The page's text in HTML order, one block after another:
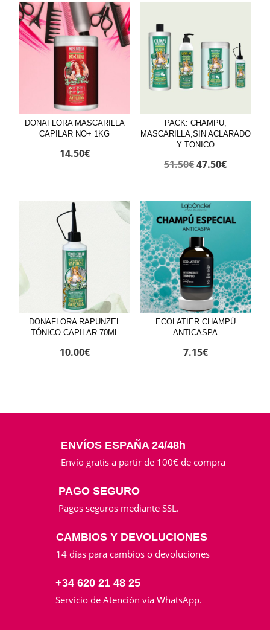
DONAFLORA MASCARILLA
CAPILAR NO+ 1KG
14.50€
PACK: CHAMPU,
MASCARILLA,SIN ACLARADO
Y TONICO
51.50€El
original
era:
51.50€.
47.50€El
actual
es:
DONAFLORA RAPUNZEL
TÓNICO CAPILAR 70ML
10.00€
ECOLATIER CHAMPÚ
ANTICASPA
7.15€
ENVÍOS ESPAÑA 24/48h
Envío gratis a partir de 100€ de compra
PAGO SEGURO
Pagos seguros mediante SSL.
CAMBIOS Y DEVOLUCIONES
14 días para cambios o devoluciones
+34 620 21 48 25
Servicio de Atención vía WhatsApp.